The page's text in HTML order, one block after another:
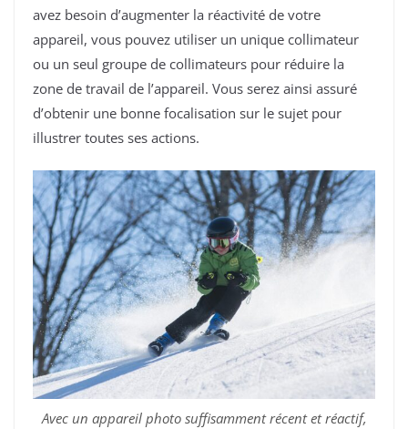
avez besoin d’augmenter la réactivité de votre
appareil, vous pouvez utiliser un unique collimateur
ou un seul groupe de collimateurs pour réduire la
zone de travail de l’appareil. Vous serez ainsi assuré
d’obtenir une bonne focalisation sur le sujet pour
illustrer toutes ses actions.
Avec un appareil photo suffisamment récent et réactif,